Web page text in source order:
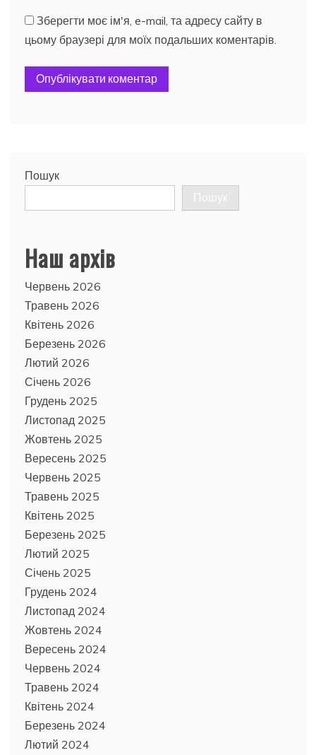
Зберегти моє ім'я, e-mail, та адресу сайту в
цьому браузері для моїх подальших коментарів.
Пошук
Пошук
Наш архів
Червень 2026
Травень 2026
Квітень 2026
Березень 2026
Лютий 2026
Січень 2026
Грудень 2025
Листопад 2025
Жовтень 2025
Вересень 2025
Червень 2025
Травень 2025
Квітень 2025
Березень 2025
Лютий 2025
Січень 2025
Грудень 2024
Листопад 2024
Жовтень 2024
Вересень 2024
Червень 2024
Травень 2024
Квітень 2024
Березень 2024
Лютий 2024